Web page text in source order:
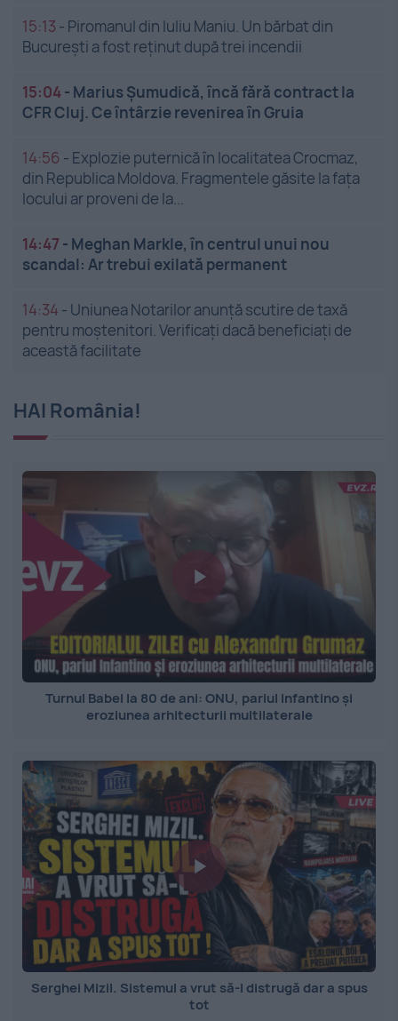
15:13 - Piromanul din Iuliu Maniu. Un bărbat din
București a fost reținut după trei incendii
15:04- Marius Șumudică, încă fără contract la
CFR Cluj. Ce întârzie revenirea în Gruia
14:56 - Explozie puternică în localitatea Crocmaz,
din Republica Moldova. Fragmentele găsite la fața
locului ar proveni de la...
14:47 - Meghan Markle, în centrul unui nou
scandal: Ar trebui exilată permanent
14:34 - Uniunea Notarilor anunță scutire de taxă
pentru moștenitori. Verificați dacă beneficiați de
această facilitate
HAI România!
Turnul Babel la 80 de ani: ONU, pariul Infantino și
eroziunea arhitecturii multilaterale
Serghei Mizil. Sistemul a vrut să-l distrugă dar a spus
tot